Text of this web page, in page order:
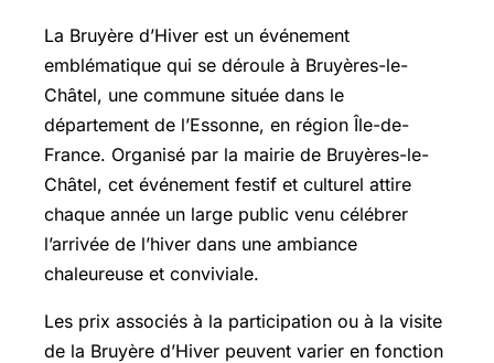
La Bruyère d’Hiver est un événement
emblématique qui se déroule à Bruyères-le-
Châtel, une commune située dans le
département de l’Essonne, en région Île-de-
France. Organisé par la mairie de Bruyères-le-
Châtel, cet événement festif et culturel attire
chaque année un large public venu célébrer
l’arrivée de l’hiver dans une ambiance
chaleureuse et conviviale.
Les prix associés à la participation ou à la visite
de la Bruyère d’Hiver peuvent varier en fonction